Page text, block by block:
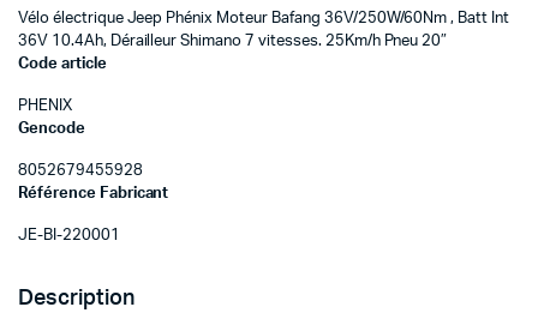
Vélo électrique Jeep Phénix Moteur Bafang 36V/250W/60Nm , Batt Int
36V 10.4Ah, Dérailleur Shimano 7 vitesses. 25Km/h Pneu 20″
Code article
PHENIX
Gencode
8052679455928
Référence Fabricant
JE-BI-220001
Description